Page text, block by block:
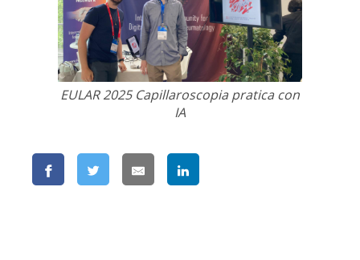
EULAR 2025 Capillaroscopia pratica con
IA